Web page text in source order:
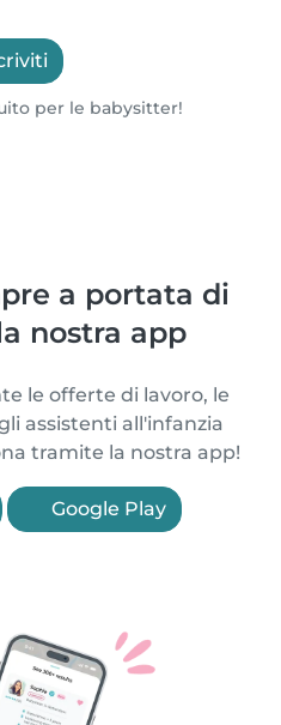
per le babysitter!
a portata di
nostra app
le offerte di lavoro, le
assistenti all'infanzia
tramite la nostra app!
Google Play